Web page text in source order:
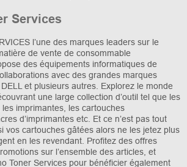
Services
l’une des marques leaders sur le
de vente de consommable
des équipements informatiques de
avec des grandes marques
et plusieurs autres. Explorez le monde
une large collection d’outil tel que les
les imprimantes, les cartouches
d’imprimantes etc. Et ce n’est pas tout
vos cartouches gâtées alors ne les jetez plus
en les revendant. Profitez des offres
sur l’ensemble des articles, et
Toner Services pour bénéficier également